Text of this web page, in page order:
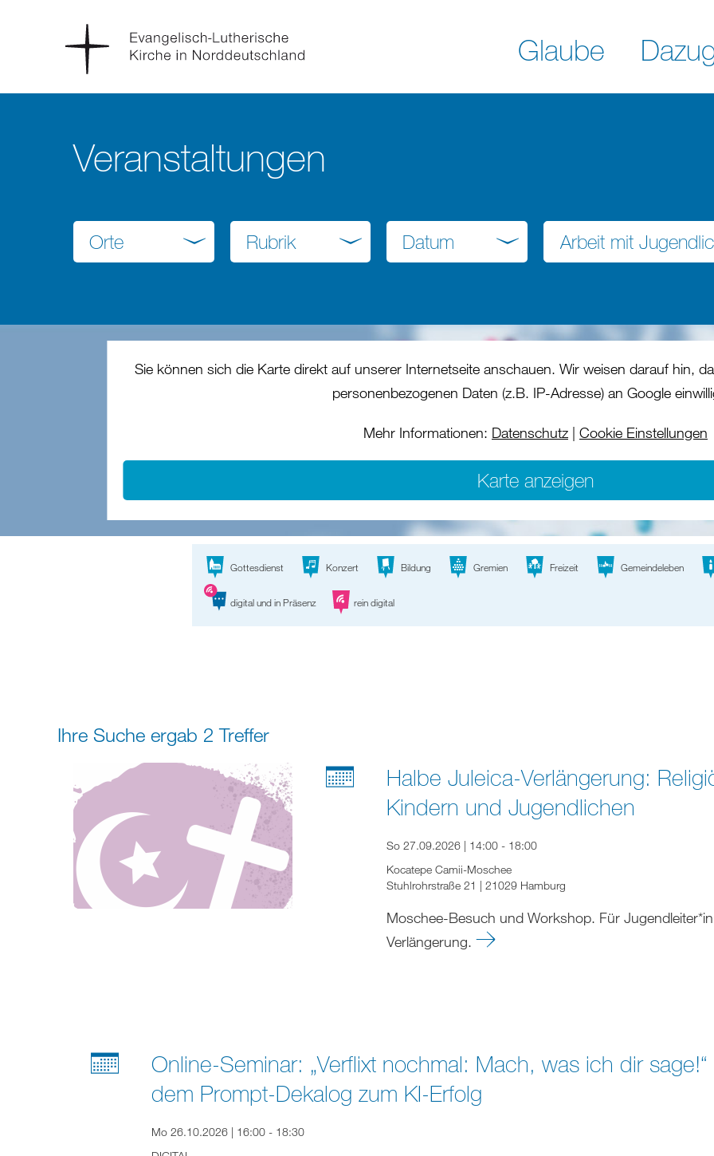
Glaube
Veranstaltungen
Orte Rubrik Datum
Sie können sich die Karte direkt auf unserer Internetseite anschauen. Wir weisen darauf hin,
personenbezogenen Daten (z.B. IP-Adresse) an Google
Mehr Informationen: Datenschutz | Cookie Einstellungen
Karte anzeigen
Gottesdienst Konzert Bildung Gremien Freizeit Gemeindeleben
digital und in Präsenz rein digital
Ihre Suche ergab 2 Treffer
Halbe Juleica-Verlängerung:
Kindern und Jugendlichen
So 27.09.2026 | 14:00 - 18:00
Kocatepe Camii-Moschee
Stuhlrohrstraße 21 | 21029 Hamburg
Moschee-Besuch und Workshop. Für
Verlängerung.
Online-Seminar: „Verflixt nochmal: Mach, was ich dir
dem Prompt-Dekalog zum KI-Erfolg
Mo 26.10.2026 | 16:00 - 18:30